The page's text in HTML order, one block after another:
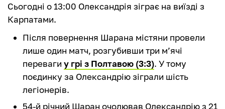
Сьогодні о 13:00 Олександрія зіграє на виїзді з
Карпатами.
Після повернення Шарана містяни провели
лише один матч, розгубивши три м’ячі
переваги у грі з Полтавою (3:3). У тому
поєдинку за Олександрію зіграли шість
легіонерів.
54-й річний Шаран очолював Олександрію з 21